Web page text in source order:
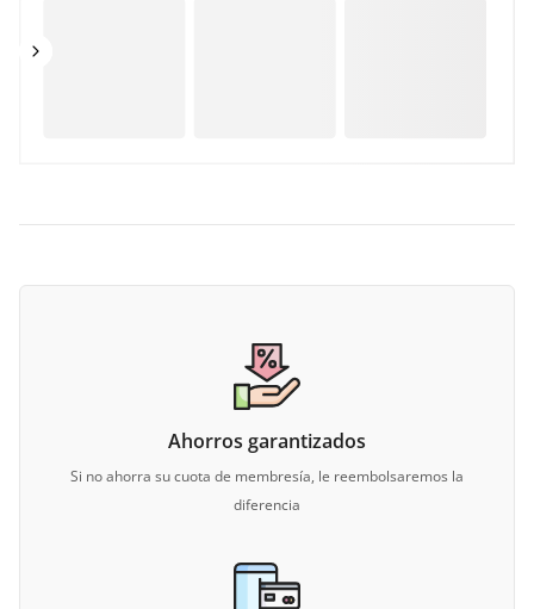
Ahorros garantizados
Si no ahorra su cuota de membresía, le reembolsaremos la
diferencia